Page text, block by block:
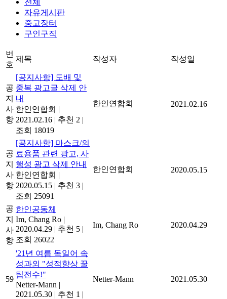
자유게시판
중고장터
구인구직
번
호
제목 작성자 작성일
공
지
사
항
[공지사항] 도배 및
중복 광고글 삭제 안
내
한인연합회 |
2021.02.16 | 추천 2 |
조회 18019
한인연합회 2021.02.16
공
지
사
항
[공지사항] 마스크/의
료용품 관련 광고, 사
행성 광고 삭제 안내
한인연합회 |
2020.05.15 | 추천 3 |
조회 25091
한인연합회 2020.05.15
공
지
사
항
한인공동체
Im, Chang Ro |
2020.04.29 | 추천 5 |
조회 26022
Im, Chang Ro 2020.04.29
59
'21년 여름 독일어 속
성과외 "성적향상 꿀
팁전수!"
Netter-Mann |
2021.05.30 | 추천 1 |
Netter-Mann 2021.05.30